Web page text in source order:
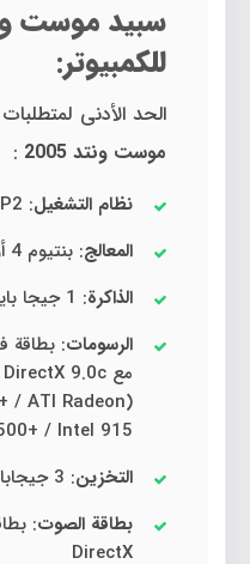
للكمبيوتر:
الحد الأدنى
موست ونتد 2005
:
نظام التشغيل: Windows XP SP2 +
المعالج: بنتيوم 4 أو أثلون إكس بي
الذاكرة: 1 جيجا بايت رام
الرسومات: بطاقة
/ ATI Radeon
/ Intel 915+)
التخزين: 3 جيجابايت مساحة متوفرة
بطاقة الصوت:
DirectX